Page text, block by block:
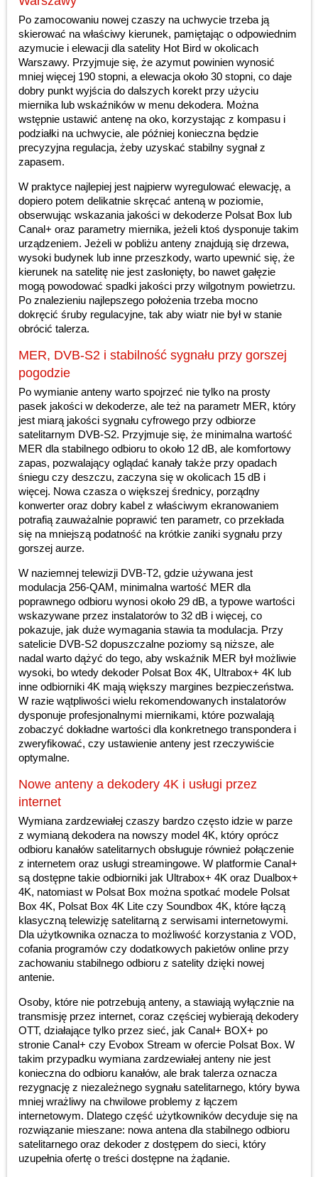
Po zamocowaniu nowej czaszy na uchwycie trzeba ją
skierować na właściwy kierunek, pamiętając o odpowiednim
azymucie i elewacji dla satelity Hot Bird w okolicach
Warszawy. Przyjmuje się, że azymut powinien wynosić
mniej więcej 190 stopni, a elewacja około 30 stopni, co daje
dobry punkt wyjścia do dalszych korekt przy użyciu
miernika lub wskaźników w menu dekodera. Można
wstępnie ustawić antenę na oko, korzystając z kompasu i
podziałki na uchwycie, ale później konieczna będzie
precyzyjna regulacja, żeby uzyskać stabilny sygnał z
zapasem.
W praktyce najlepiej jest najpierw wyregulować elewację, a
dopiero potem delikatnie skręcać anteną w poziomie,
obserwując wskazania jakości w dekoderze Polsat Box lub
Canal+ oraz parametry miernika, jeżeli ktoś dysponuje takim
urządzeniem. Jeżeli w pobliżu anteny znajdują się drzewa,
wysoki budynek lub inne przeszkody, warto upewnić się, że
kierunek na satelitę nie jest zasłonięty, bo nawet gałęzie
mogą powodować spadki jakości przy wilgotnym powietrzu.
Po znalezieniu najlepszego położenia trzeba mocno
dokręcić śruby regulacyjne, tak aby wiatr nie był w stanie
obrócić talerza.
MER, DVB-S2 i stabilność sygnału przy gorszej
pogodzie
Po wymianie anteny warto spojrzeć nie tylko na prosty
pasek jakości w dekoderze, ale też na parametr MER, który
jest miarą jakości sygnału cyfrowego przy odbiorze
satelitarnym DVB-S2. Przyjmuje się, że minimalna wartość
MER dla stabilnego odbioru to około 12 dB, ale komfortowy
zapas, pozwalający oglądać kanały także przy opadach
śniegu czy deszczu, zaczyna się w okolicach 15 dB i
więcej. Nowa czasza o większej średnicy, porządny
konwerter oraz dobry kabel z właściwym ekranowaniem
potrafią zauważalnie poprawić ten parametr, co przekłada
się na mniejszą podatność na krótkie zaniki sygnału przy
gorszej aurze.
W naziemnej telewizji DVB-T2, gdzie używana jest
modulacja 256-QAM, minimalna wartość MER dla
poprawnego odbioru wynosi około 29 dB, a typowe wartości
wskazywane przez instalatorów to 32 dB i więcej, co
pokazuje, jak duże wymagania stawia ta modulacja. Przy
satelicie DVB-S2 dopuszczalne poziomy są niższe, ale
nadal warto dążyć do tego, aby wskaźnik MER był możliwie
wysoki, bo wtedy dekoder Polsat Box 4K, Ultrabox+ 4K lub
inne odbiorniki 4K mają większy margines bezpieczeństwa.
W razie wątpliwości wielu rekomendowanych instalatorów
dysponuje profesjonalnymi miernikami, które pozwalają
zobaczyć dokładne wartości dla konkretnego transpondera i
zweryfikować, czy ustawienie anteny jest rzeczywiście
optymalne.
Nowe anteny a dekodery 4K i usługi przez
internet
Wymiana zardzewiałej czaszy bardzo często idzie w parze
z wymianą dekodera na nowszy model 4K, który oprócz
odbioru kanałów satelitarnych obsługuje również połączenie
z internetem oraz usługi streamingowe. W platformie Canal+
są dostępne takie odbiorniki jak Ultrabox+ 4K oraz Dualbox+
4K, natomiast w Polsat Box można spotkać modele Polsat
Box 4K, Polsat Box 4K Lite czy Soundbox 4K, które łączą
klasyczną telewizję satelitarną z serwisami internetowymi.
Dla użytkownika oznacza to możliwość korzystania z VOD,
cofania programów czy dodatkowych pakietów online przy
zachowaniu stabilnego odbioru z satelity dzięki nowej
antenie.
Osoby, które nie potrzebują anteny, a stawiają wyłącznie na
transmisję przez internet, coraz częściej wybierają dekodery
OTT, działające tylko przez sieć, jak Canal+ BOX+ po
stronie Canal+ czy Evobox Stream w ofercie Polsat Box. W
takim przypadku wymiana zardzewiałej anteny nie jest
konieczna do odbioru kanałów, ale brak talerza oznacza
rezygnację z niezależnego sygnału satelitarnego, który bywa
mniej wrażliwy na chwilowe problemy z łączem
internetowym. Dlatego część użytkowników decyduje się na
rozwiązanie mieszane: nowa antena dla stabilnego odbioru
satelitarnego oraz dekoder z dostępem do sieci, który
uzupełnia ofertę o treści dostępne na żądanie.